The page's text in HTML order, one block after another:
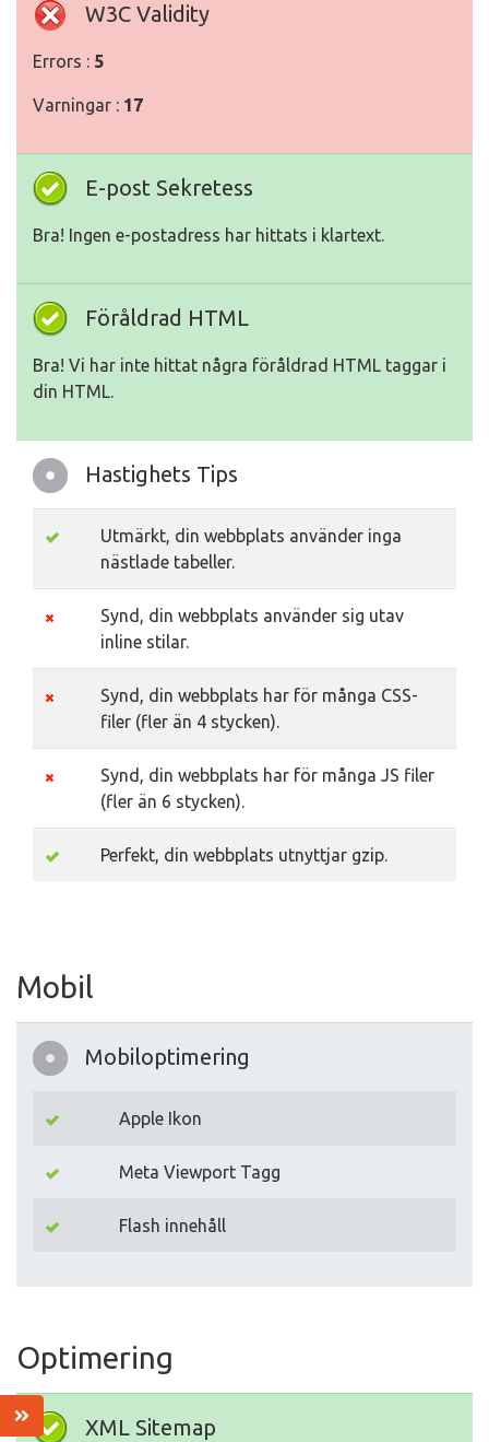
W3C Validity
Errors : 5
Varningar : 17
E-post Sekretess
Bra! Ingen e-postadress har hittats i klartext.
Föråldrad HTML
Bra! Vi har inte hittat några föråldrad HTML taggar i
din HTML.
Hastighets Tips
Utmärkt, din webbplats använder inga
nästlade tabeller.
Synd, din webbplats använder sig utav
inline stilar.
Synd, din webbplats har för många CSS-
filer (fler än 4 stycken).
Synd, din webbplats har för många JS filer
(fler än 6 stycken).
Perfekt, din webbplats utnyttjar gzip.
Mobil
Mobiloptimering
Apple Ikon
Meta Viewport Tagg
Flash innehåll
Optimering
XML Sitemap